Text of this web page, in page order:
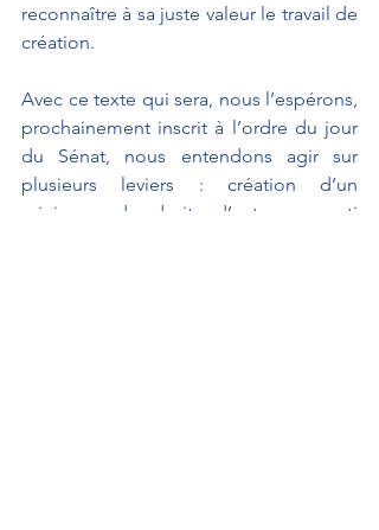
reconnaître à sa juste valeur le travail de
création.
Avec ce texte qui sera, nous l’espérons,
prochainement inscrit à l’ordre du jour
du Sénat, nous entendons agir sur
plusieurs leviers : création d’un
minimum de droits d’auteur garanti